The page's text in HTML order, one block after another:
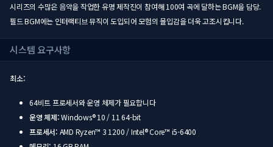
시리즈의 수많은 음악을 작업한 유명 제작진이 참여해 100여 곡에 달하는 BGM을 담당.
필드 BGM에는 인터랙티브 뮤직이 도입되어 모험의 몰입감을 더욱 고조시킵니다.
시스템 요구사항
최소:
64비트 프로세서와 운영 체제가 필요합니다
운영 체제:Windows® 10 / 11 64-bit
프로세서: AMD Ryzen™ 3 1200 / Intel® Core™ i5-6400